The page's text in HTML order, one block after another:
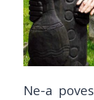
Ne-a